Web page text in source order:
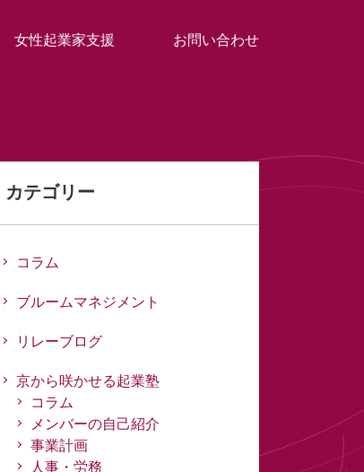
女性起業家支援 お問い合わせ
カテゴリー
コラム
ブルームマネジメント
リレーブログ
京から咲かせる起業塾
コラム
メンバーの自己紹介
事業計画
人事・労務